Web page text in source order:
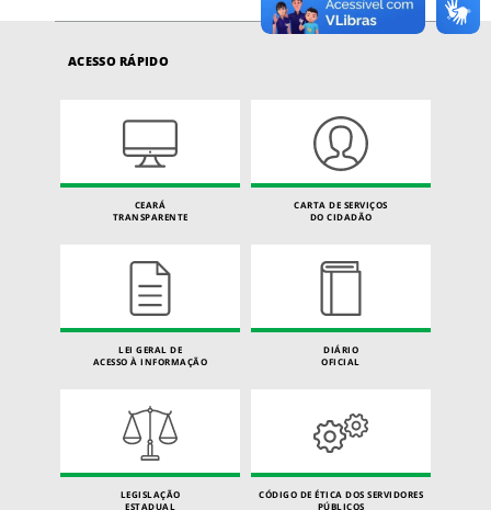
ACESSO RÁPIDO
CEARÁ
TRANSPARENTE
CARTA DE SERVIÇOS
DO CIDADÃO
LEI GERAL DE
ACESSO À INFORMAÇÃO
DIÁRIO
OFICIAL
LEGISLAÇÃO
ESTADUAL
CÓDIGO DE ÉTICA DOS SERVIDORES
PÚBLICOS